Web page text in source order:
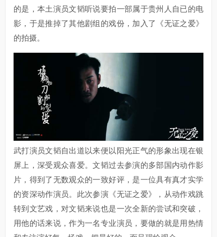
的是，本土演员文韬听说要拍一部属于贵州人自已的电
影，于是推掉了其他剧组的戏份，加入了《无证之爱》
的拍摄。
武打演员文韬自出道以来便以阳光正气的形象出现在银
屏上，深受观众喜爱。文韬过去参演的多部国内动作影
片，得到了无数观众的一致好评，是一位具有真才实学
的资深动作演员。此次参演《无证之爱》，从动作戏跳
转到文艺戏，对文韬来说也是一次全新的尝试和突破，
用他的话来说，作为一名专业演员，要做的就是用热情